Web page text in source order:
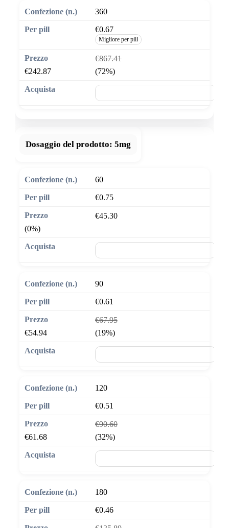
360
€0.67
Migliore per pill
€867.41
€242.87
(72%)
Dosaggio del prodotto: 5mg
60
€0.75
€45.30
(0%)
90
€0.61
€67.95
€54.94
(19%)
120
€0.51
€90.60
€61.68
(32%)
180
€0.46